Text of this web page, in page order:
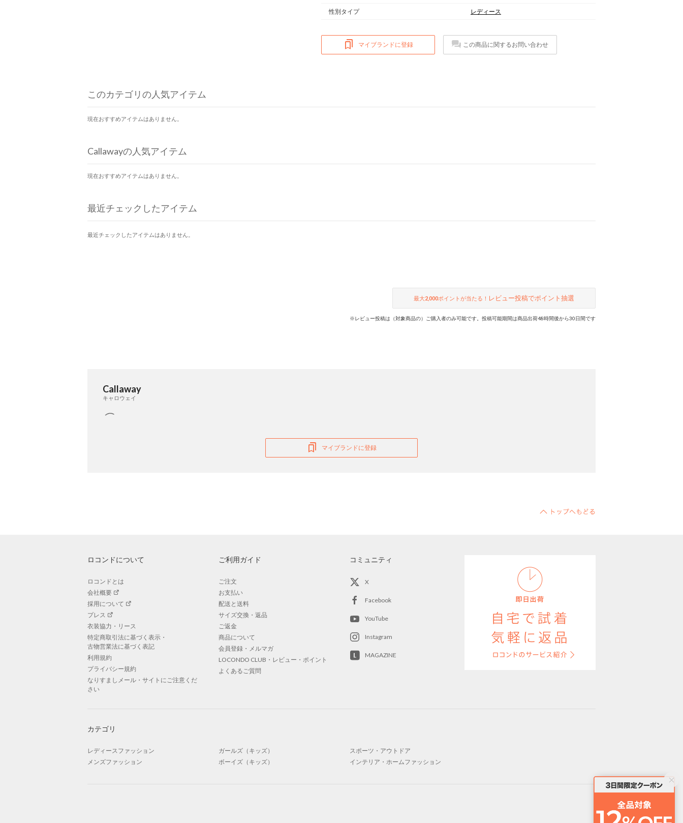
性別タイプ レディース
マイブランドに登録 この商品に関するお問い合わせ
このカテゴリの人気アイテム
現在おすすめアイテムはありません。
Callawayの人気アイテム
現在おすすめアイテムはありません。
最近チェックしたアイテム
最近チェックしたアイテムはありません。
最大2,000ポイントが当たる！ レビュー投稿でポイント抽選
※レビュー投稿は（対象商品の）ご購入者のみ可能です。投稿可能期間は商品出荷48時間後から30日間です
Callaway
キャロウェイ
マイブランドに登録
ロコンドについて
ロコンドとは
会社概要
採用について
プレス
衣装協力・リース
特定商取引法に基づく表示・
古物営業法に基づく表記
利用規約
プライバシー規約
なりすましメール・サイトにご注意くだ
さい
ご利用ガイド
ご注文
お支払い
配送と送料
サイズ交換・返品
ご返金
商品について
会員登録・メルマガ
LOCONDO CLUB・レビュー・ポイント
よくあるご質問
コミュニティ
X
Facebook
YouTube
Instagram
MAGAZINE
カテゴリ
レディースファッション
メンズファッション
ガールズ（キッズ）
ボーイズ（キッズ）
スポーツ・アウトドア
インテリア・ホームファッション